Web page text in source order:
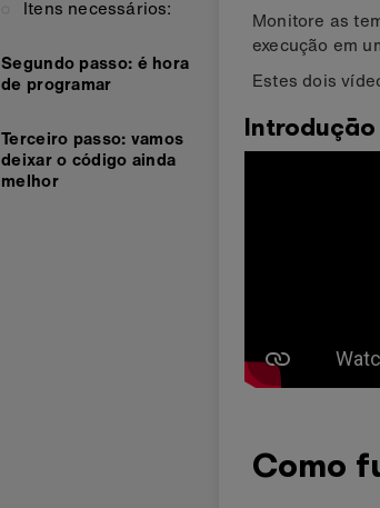
Itens necessários:
Segundo passo: é hora
de programar
Terceiro passo: vamos
deixar o código ainda
melhor
Monitore as
execução em
Estes dois
Introdução
Como